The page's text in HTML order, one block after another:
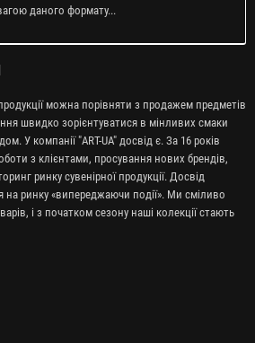
даного формату...
можна порівняти з продажем предметів
швидко зорієнтуватися в мінливих смаки
У компанії "ART-UA" досвід є. За 16 років
з клієнтами, просування нових брендів,
ринку сувенірної продукції. Досвід
на ринку «випереджаючи події». Ми сміливо
і з початком сезону наші колекції стають